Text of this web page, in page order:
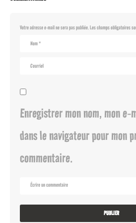
Votre adresse e-mail ne sera pas publiée.Les champs obligatoires
Enregistrer mon nom, mon
dans le navigateur pour mon
commentaire.